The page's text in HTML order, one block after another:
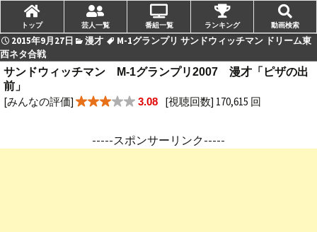
2015年9月27日 漫才
M-1グランプリ サンドウィッチマン ドリーム東
西ネタ合戦
サンドウィッチマン M-1グランプリ2007 漫才「ピザの出
前」
[みんなの評価] 3.08 [視聴回数] 170,615 回
-----スポンサーリンク-----
トップ 芸人一覧 番組一覧 ランキング 動画検索